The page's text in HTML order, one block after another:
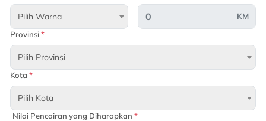
Pilih Warna
KM
Provinsi*
Pilih Provinsi
Kota *
Pilih Kota
Nilai Pencairan yang Diharapkan *